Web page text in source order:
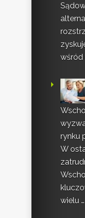
wśród
rynku
W
wielu …